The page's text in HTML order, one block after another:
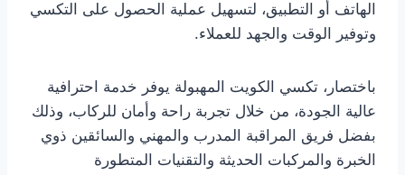
الهاتف أو التطبيق، لتسهيل عملية الحصول على التكسي
وتوفير الوقت والجهد للعملاء.
باختصار، تكسي الكويت المهبولة يوفر خدمة احترافية
عالية الجودة، من خلال تجربة راحة وأمان للركاب، وذلك
بفضل فريق المراقبة المدرب والمهني والسائقين ذوي
الخبرة والمركبات الحديثة والتقنيات المتطورة